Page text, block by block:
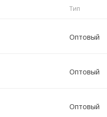
Тип
Оптовый
Оптовый
Оптовый